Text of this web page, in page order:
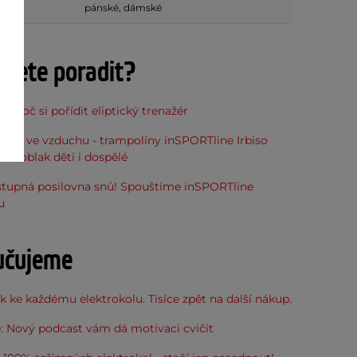
pánské, dámské
poradit?
proč si pořídit eliptický trenažér
ve vzduchu - trampolíny inSPORTline Irbiso
do oblak děti i dospělé
posilovna snů! Spouštíme inSPORTline
ke každému elektrokolu. Tisíce zpět na další nákup.
Nový podcast vám dá motivaci cvičit